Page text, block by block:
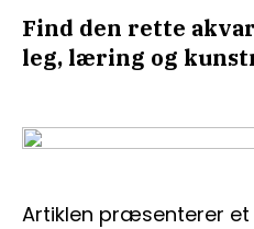
Find den rette
leg, læring og
Artiklen præsenterer